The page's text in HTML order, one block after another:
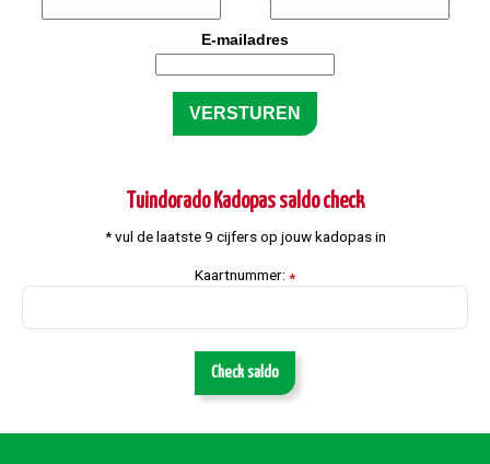
E-mailadres
Tuindorado Kadopas saldo check
* vul de laatste 9 cijfers op jouw kadopas in
Kaartnummer: *
Check saldo